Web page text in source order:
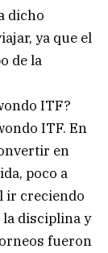
dicho
ya que el
de la
ITF?
ITF. En
en
poco a
ir creciendo
disciplina y
fueron